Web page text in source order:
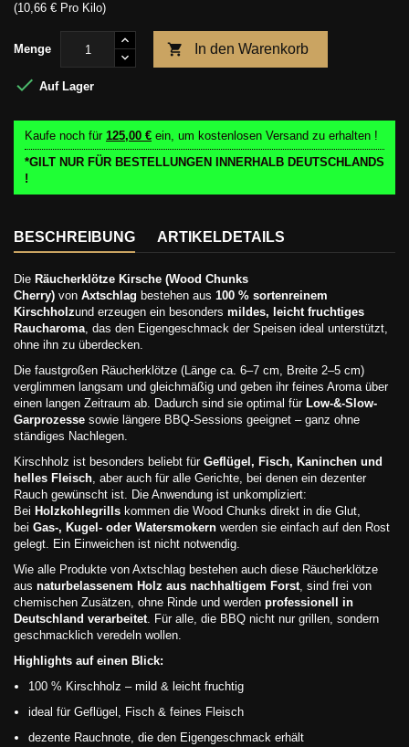
(10,66 € Pro Kilo)
Menge  In den Warenkorb
 Auf Lager
Kaufe noch für 125,00 € ein, um kostenlosen Versand zu erhalten !
*GILT NUR FÜR BESTELLUNGEN INNERHALB DEUTSCHLANDS
!
BESCHREIBUNG ARTIKELDETAILS
Die Räucherklötze Kirsche (Wood Chunks
Cherry) von Axtschlag bestehen aus 100 % sortenreinem
Kirschholzund erzeugen ein besonders mildes, leicht fruchtiges
Raucharoma, das den Eigengeschmack der Speisen ideal unterstützt,
ohne ihn zu überdecken.
Die faustgroßen Räucherklötze (Länge ca. 6–7 cm, Breite 2–5 cm)
verglimmen langsam und gleichmäßig und geben ihr feines Aroma über
einen langen Zeitraum ab. Dadurch sind sie optimal für Low-&-Slow-
Garprozesse sowie längere BBQ-Sessions geeignet – ganz ohne
ständiges Nachlegen.
Kirschholz ist besonders beliebt für Geflügel, Fisch, Kaninchen und
helles Fleisch, aber auch für alle Gerichte, bei denen ein dezenter
Rauch gewünscht ist. Die Anwendung ist unkompliziert:
Bei Holzkohlegrills kommen die Wood Chunks direkt in die Glut,
bei Gas-, Kugel- oder Watersmokern werden sie einfach auf den Rost
gelegt. Ein Einweichen ist nicht notwendig.
Wie alle Produkte von Axtschlag bestehen auch diese Räucherklötze
aus naturbelassenem Holz aus nachhaltigem Forst, sind frei von
chemischen Zusätzen, ohne Rinde und werden professionell in
Deutschland verarbeitet. Für alle, die BBQ nicht nur grillen, sondern
geschmacklich veredeln wollen.
Highlights auf einen Blick:
100 % Kirschholz – mild & leicht fruchtig
ideal für Geflügel, Fisch & feines Fleisch
dezente Rauchnote, die den Eigengeschmack erhält